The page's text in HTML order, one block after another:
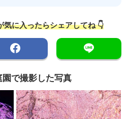
気に入ったらシェアしてね 👇
で撮影した写真